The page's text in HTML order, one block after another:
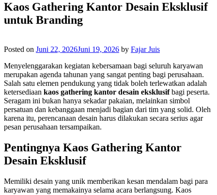
Kaos Gathering Kantor Desain Eksklusif
untuk Branding
Posted on Juni 22, 2026Juni 19, 2026 by Fajar Juis
Menyelenggarakan kegiatan kebersamaan bagi seluruh karyawan
merupakan agenda tahunan yang sangat penting bagi perusahaan.
Salah satu elemen pendukung yang tidak boleh terlewatkan adalah
ketersediaan kaos gathering kantor desain eksklusifbagi peserta.
Seragam ini bukan hanya sekadar pakaian, melainkan simbol
persatuan dan kebanggaan menjadi bagian dari tim yang solid. Oleh
karena itu, perencanaan desain harus dilakukan secara serius agar
pesan perusahaan tersampaikan.
Pentingnya Kaos Gathering Kantor
Desain Eksklusif
Memiliki desain yang unik memberikan kesan mendalam bagi para
karyawan yang memakainya selama acara berlangsung. Kaos